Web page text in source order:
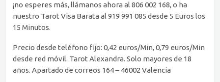
¡no esperes más, llámanos ahora al 806 002 168, o ha
nuestro Tarot Visa Barata al 919 991 085 desde 5 Euros los
15 Minutos.
Precio desde teléfono fijo: 0,42 euros/Min, 0,79 euros/Min
desde red móvil. Tarot Alexandra. Solo mayores de 18
años. Apartado de correos 164 – 46002 Valencia